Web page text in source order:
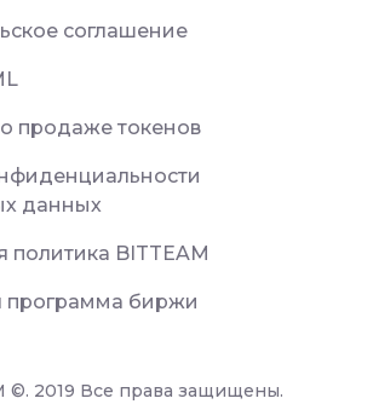
соглашение
продаже токенов
данных
политика BITTEAM
программа биржи
©. 2019 Все права защищены.